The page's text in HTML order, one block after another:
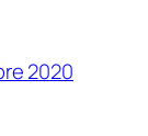
2020